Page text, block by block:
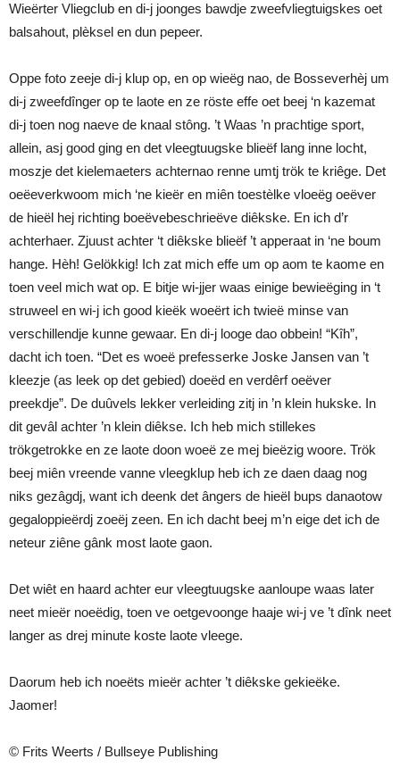
Wieërter Vliegclub en di-j joonges bawdje zweefvliegtuigskes oet
balsahout, plèksel en dun pepeer.
Oppe foto zeeje di-j klup op, en op wieëg nao, de Bosseverhèj um
di-j zweefdînger op te laote en ze röste effe oet beej ‘n kazemat
di-j toen nog naeve de knaal stông. ’t Waas ’n prachtige sport,
allein, asj good ging en det vleegtuugske blieëf lang inne locht,
moszje det kielemaeters achternao renne umtj trök te kriêge. Det
oeëeverkwoom mich ‘ne kieër en miên toestèlke vloeëg oeëver
de hieël hej richting boeëvebeschrieëve diêkske. En ich d’r
achterhaer. Zjuust achter ‘t diêkske blieëf ’t apperaat in ‘ne boum
hange. Hèh! Gelökkig! Ich zat mich effe um op aom te kaome en
toen veel mich wat op. E bitje wi-jjer waas einige bewieëging in ‘t
struweel en wi-j ich good kieëk woeërt ich twieë minse van
verschillendje kunne gewaar. En di-j looge dao obbein! “Kîh”,
dacht ich toen. “Det es woeë prefesserke Joske Jansen van ’t
kleezje (as leek op det gebied) doeëd en verdêrf oeëver
preekdje”. De duûvels lekker verleiding zitj in ’n klein hukske. In
dit gevâl achter ’n klein diêkse. Ich heb mich stillekes
trökgetrokke en ze laote doon woeë ze mej bieëzig woore. Trök
beej miên vreende vanne vleegklup heb ich ze daen daag nog
niks gezâgdj, want ich deenk det ângers de hieël bups danaotow
gegaloppieërdj zoeëj zeen. En ich dacht beej m’n eige det ich de
neteur ziêne gânk most laote gaon.
Det wiêt en haard achter eur vleegtuugske aanloupe waas later
neet mieër noeëdig, toen ve oetgevoonge haaje wi-j ve ’t dînk neet
langer as drej minute koste laote vleege.
Daorum heb ich noeëts mieër achter ’t diêkske gekieëke.
Jaomer!
© Frits Weerts / Bullseye Publishing